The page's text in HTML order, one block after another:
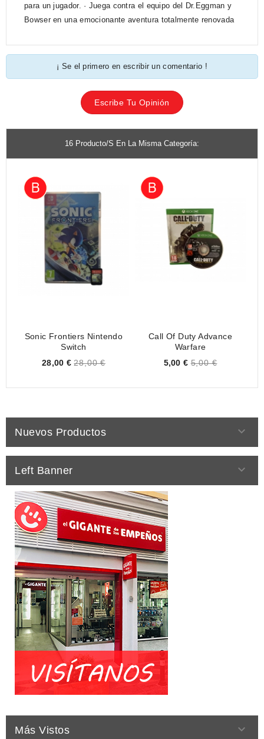
para un jugador. · Juega contra el equipo del Dr.Eggman y
Bowser en una emocionante aventura totalmente renovada
¡ Se el primero en escribir un comentario !
Escribe Tu Opinión
16 Producto/s En La Misma Categoría:
Sonic Frontiers Nintendo
Switch
Price
28,00 € 28,00 €
Call Of Duty Advance
Warfare
Price
5,00 € 5,00 €
Nuevos Productos 
Left Banner 
Más Vistos 